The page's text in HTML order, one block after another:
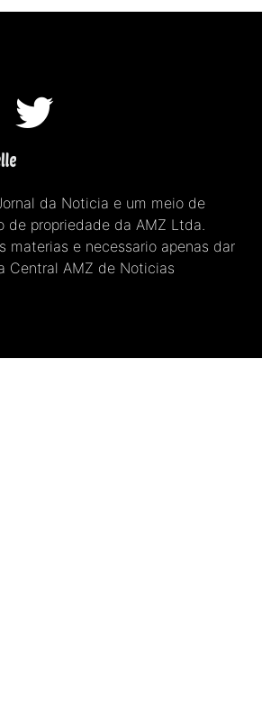
da Noticia e um meio de
de propriedade da AMZ Ltda.
materias e necessario apenas dar
Central AMZ de Noticias